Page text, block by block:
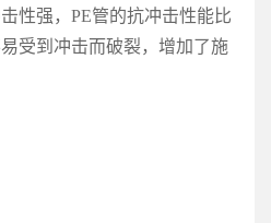
性强，PE管的抗冲击性能比
受到冲击而破裂，增加了施